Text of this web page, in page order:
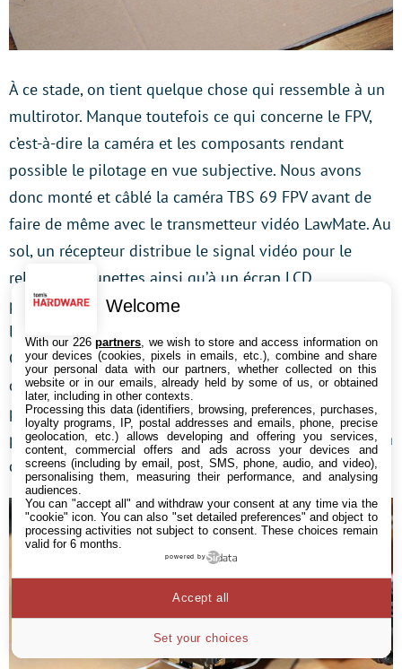
À ce stade, on tient quelque chose qui ressemble à un
multirotor. Manque toutefois ce qui concerne le FPV,
c’est-à-dire la caméra et les composants rendant
possible le pilotage en vue subjective. Nous avons
donc monté et câblé la caméra TBS 69 FPV avant de
faire de même avec le transmetteur vidéo LawMate. Au
sol, un récepteur distribue le signal vidéo pour le
relayer aux lunettes ainsi qu’à un écran LCD,
permettant ainsi de ne pas être le seul à profiter de
l’expérience. En parallèle, nous avons attaché une
GoPro Hero2 qui ne demandait qu’à être utilisée :
celle-ci permet d’enregistrer nos sessions de vol en
plus haute définition. Précisons que le TBS CORE
permet, grâce à un circuit logique, d’inverser les rôles à
distance entre 69 FPV et GoPro.
Welcome
With our 226partners , we wish to store and access information on
your devices (cookies, pixels in emails, etc.), combine and share
your personal data with our partners, whether collected on this
website or in our emails, already held by some of us, or obtained
later, including in other contexts.
Processing this data (identifiers, browsing, preferences, purchases,
loyalty programs, IP, postal addresses and emails, phone, precise
geolocation, etc.) allows developing and offering you services,
content, commercial offers and ads across your devices and
screens (including by email, post, SMS, phone, audio, and video),
personalising them, measuring their performance, and analysing
audiences.
You can "accept all" and withdraw your consent at any time via the
"cookie" icon. You can also "set detailed preferences" and object to
processing activities not subject to consent. These choices remain
valid for 6 months.
powered by
Set your choices
Accept all